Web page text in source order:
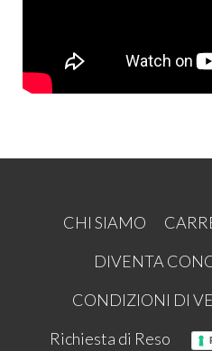
CHI SIAMO
DIVENTA
CONDIZIONI DI
Richiesta di Reso